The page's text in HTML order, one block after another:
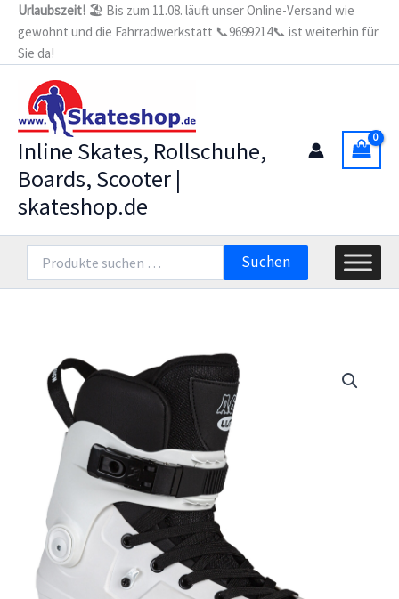
Zum
Inhalt
springen
Urlaubszeit! 🏖️ Bis zum 11.08. läuft unser Online-Versand wie
gewohnt und die Fahrradwerkstatt 📞9699214📞 ist weiterhin für
Sie da!
Inline Skates, Rollschuhe,
Boards, Scooter |
skateshop.de
nach:
Suchen